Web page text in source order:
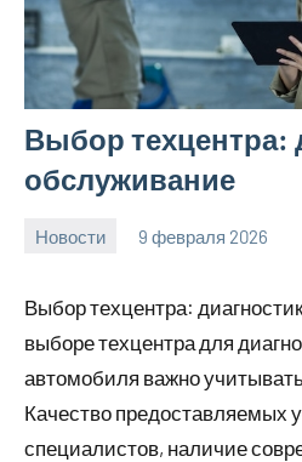
Выбор техцентра:
обслуживание
Новости 9 февраля 2026
Выбор техцентра:
выборе техцентра для
автомобиля важно
Качество предоставляемых
специалистов, наличие